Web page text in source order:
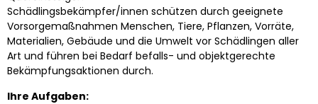
Schädlingsbekämpfer/innen schützen durch geeignete
Vorsorgemaßnahmen Menschen, Tiere, Pflanzen, Vorräte,
Materialien, Gebäude und die Umwelt vor Schädlingen aller
Art und führen bei Bedarf befalls- und objektgerechte
Bekämpfungsaktionen durch.
Ihre Aufgaben: